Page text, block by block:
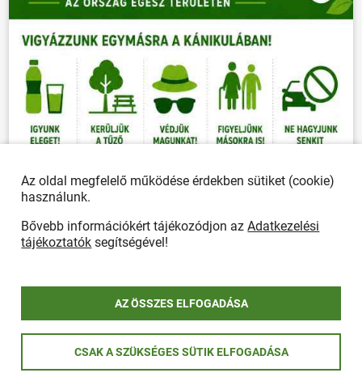
Az oldal megfelelő működése érdekben sütiket (cookie)
használunk.
Bővebb információkért tájékozódjon azAdatkezelési
tájékoztatók segítségével!
AZ ÖSSZES ELFOGADÁSA
CSAK A SZÜKSÉGES SÜTIK ELFOGADÁSA